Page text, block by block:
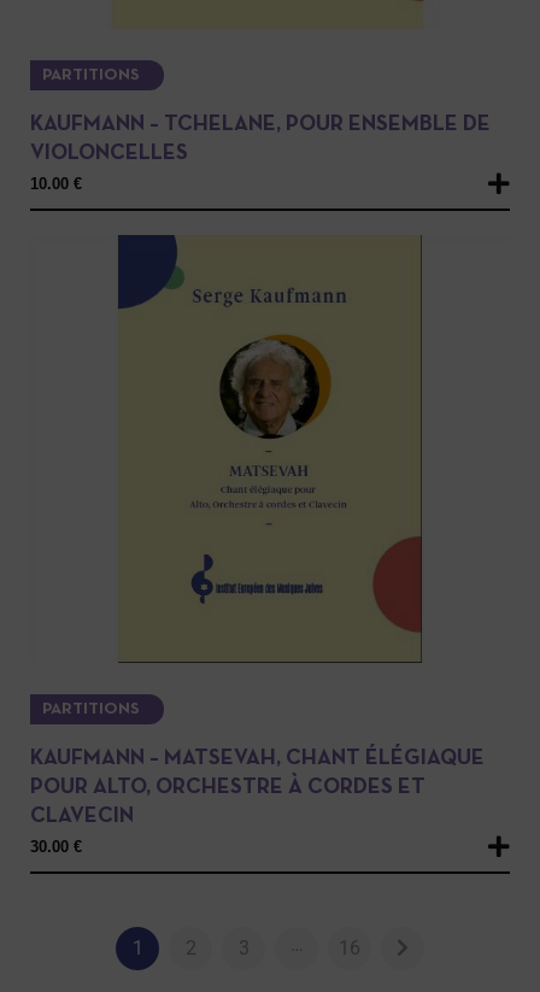
PARTITIONS
KAUFMANN – TCHELANE, POUR ENSEMBLE DE
VIOLONCELLES
10.00 €
PARTITIONS
KAUFMANN – MATSEVAH, CHANT ÉLÉGIAQUE
POUR ALTO, ORCHESTRE À CORDES ET
CLAVECIN
30.00 €
1 2 3 … 16